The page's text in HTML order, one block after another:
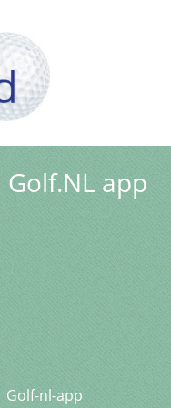
Golf.NL app
Golf-nl-app